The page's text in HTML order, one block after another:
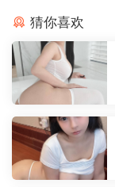
猜你喜欢